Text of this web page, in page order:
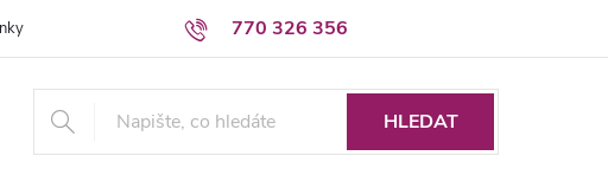
770 326 356
Podmínky ochrany osobních údajů
HLEDAT